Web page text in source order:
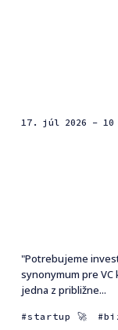
17. júl 2026 - 10
"Potrebujeme
synonymum pre
jedna z približne...
startup 🚀